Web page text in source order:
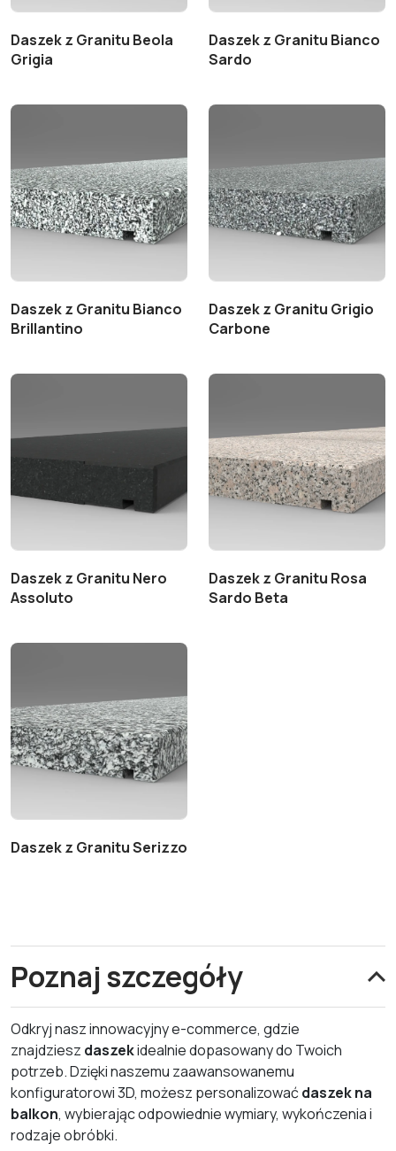
Daszek z Granitu Beola
Grigia
Daszek z Granitu Bianco
Sardo
Daszek z Granitu Bianco
Brillantino
Daszek z Granitu Grigio
Carbone
Daszek z Granitu Nero
Assoluto
Daszek z Granitu Rosa
Sardo Beta
Daszek z Granitu Serizzo
Poznaj szczegóły
Odkryj nasz innowacyjny e-commerce, gdzie
znajdziesz daszekidealnie dopasowany do Twoich
potrzeb. Dzięki naszemu zaawansowanemu
konfiguratorowi 3D, możesz personalizowaćdaszek na
balkon, wybierając odpowiednie wymiary, wykończenia i
rodzaje obróbki.